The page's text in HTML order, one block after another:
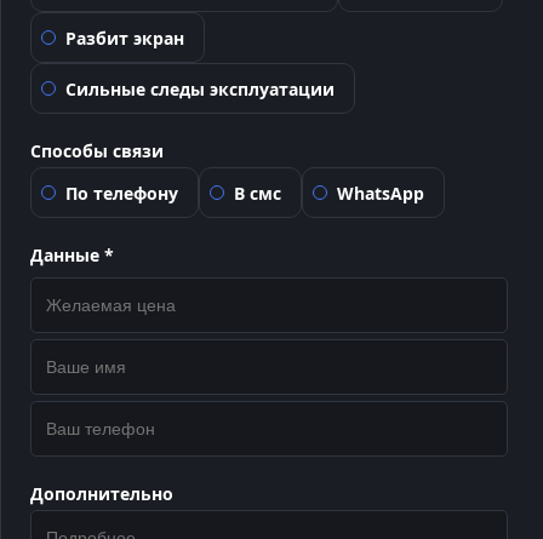
Разбит экран
Сильные следы эксплуатации
Способы связи
По телефону
В смс WhatsApp
Данные *
Дополнительно